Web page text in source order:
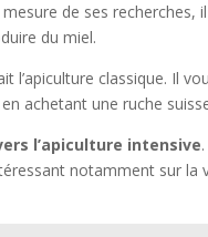
de ses recherches,
du miel.
l’apiculture classique. Il
achetant une ruche
l’apiculture intensive
notamment sur la